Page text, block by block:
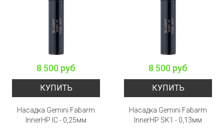
8 500 руб
КУПИТЬ
Насадка Gemini Fabarm
InnerHP IC - 0,25мм
8 500 руб
КУПИТЬ
Насадка Gemini Fabarm
InnerHP SK1 - 0,13мм